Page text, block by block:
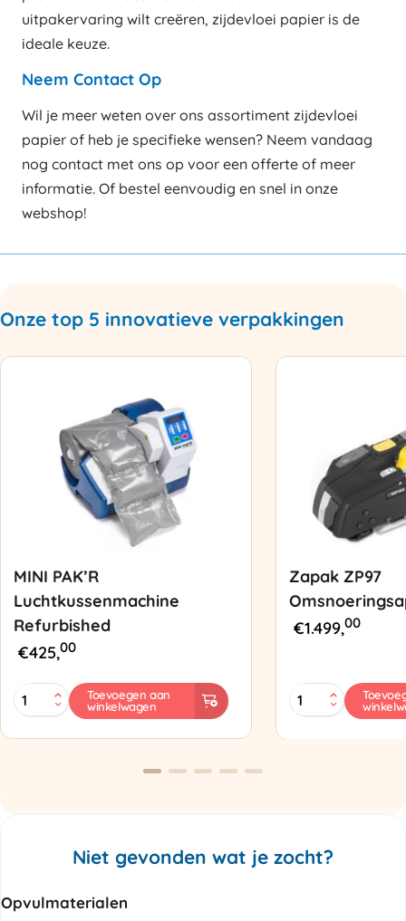
uitpakervaring wilt creëren, zijdevloei papier is de
ideale keuze.
Neem Contact Op
Wil je meer weten over ons assortiment zijdevloei
papier of heb je specifieke wensen? Neem vandaag
nog contact met ons op voor een offerte of meer
informatie. Of bestel eenvoudig en snel in onze
webshop!
Onze top 5 innovatieve verpakkingen
MINI PAK’R
Luchtkussenmachine
Refurbished
€425,00
MINI
PAK'R
Refurbished
Toevoegen aan
winkelwagen
Zapak ZP97
€1.499,00
Zapak
ZP97
Niet gevonden wat je zocht?
Opvulmaterialen